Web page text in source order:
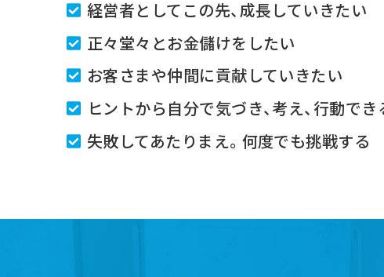
経営者としてこの先、成長していきたい
正々堂々とお金儲けをしたい
お客さまや仲間に貢献していきたい
ヒントから自分で気づき、考え、行動でき
失敗してあたりまえ。何度でも挑戦する